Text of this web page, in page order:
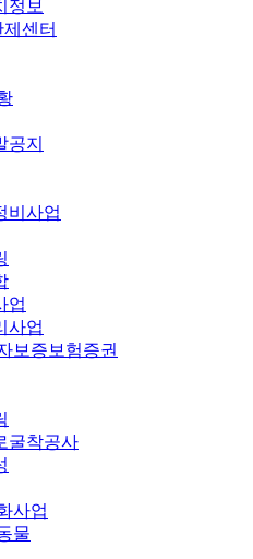
정보
센터
공지
비사업
업
사업
보증보험증권
굴착공사
사업
물